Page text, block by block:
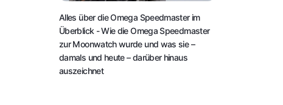
Alles über die Omega Speedmaster im
Überblick - Wie die Omega Speedmaster
zur Moonwatch wurde und was sie –
damals und heute – darüber hinaus
auszeichnet